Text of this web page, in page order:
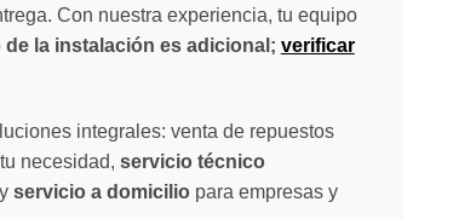
Con nuestra experiencia, tu equipo
de la instalación es adicional; verificar
integrales: venta de repuestos
necesidad, servicio técnico
servicio a domiciliopara empresas y